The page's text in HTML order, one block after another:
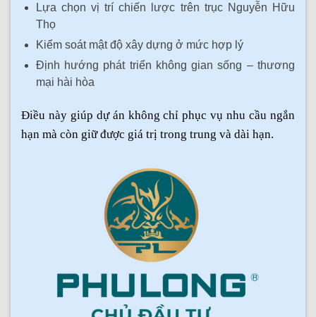
Lựa chọn vị trí chiến lược trên trục Nguyễn Hữu
Thọ
Kiểm soát mật độ xây dựng ở mức hợp lý
Định hướng phát triển không gian sống – thương
mại hài hòa
Điều này giúp dự án không chỉ phục vụ nhu cầu ngắn
hạn mà còn giữ được giá trị trong trung và dài hạn.